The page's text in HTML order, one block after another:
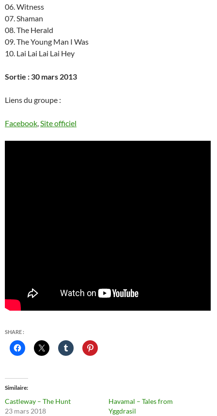
06. Witness
07. Shaman
08. The Herald
09. The Young Man I Was
10. Lai Lai Lai Lai Hey
Sortie : 30 mars 2013
Liens du groupe :
Facebook,Site officiel
SHARE :
Similaire
Castleway – The Hunt
23 mars 2018
Havamal – Tales from
Yggdrasil